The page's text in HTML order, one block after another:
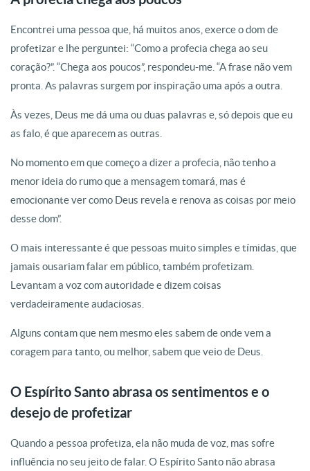
Encontrei uma pessoa que, há muitos anos, exerce o dom de
profetizar e lhe perguntei: “Como a profecia chega ao seu
coração?”. “Chega aos poucos”, respondeu-me. “A frase não vem
pronta. As palavras surgem por inspiração uma após a outra.
Às vezes, Deus me dá uma ou duas palavras e, só depois que eu
as falo, é que aparecem as outras.
No momento em que começo a dizer a profecia, não tenho a
menor ideia do rumo que a mensagem tomará, mas é
emocionante ver como Deus revela e renova as coisas por meio
desse dom”.
O mais interessante é que pessoas muito simples e tímidas, que
jamais ousariam falar em público, também profetizam.
Levantam a voz com autoridade e dizem coisas
verdadeiramente audaciosas.
Alguns contam que nem mesmo eles sabem de onde vem a
coragem para tanto, ou melhor, sabem que veio de Deus.
O Espírito Santo abrasa os sentimentos e o
desejo de profetizar
Quando a pessoa profetiza, ela não muda de voz, mas sofre
influência no seu jeito de falar. O Espírito Santo não abrasa